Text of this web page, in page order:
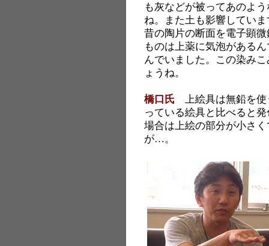
も灰などが被ってあのよ
ね。また土も影響してい
昔の陶片の断面を電子顕
ものは上薬に気泡がある
んでいました。この染み
ょうね。
橋口氏 上絵具は無鉛を使
っている絵具と比べると
場合は上絵の部分が小さ
が…。